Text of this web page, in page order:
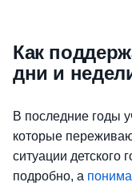
Как
дни и
В последние годы
которые
ситуации детского
подробно, а